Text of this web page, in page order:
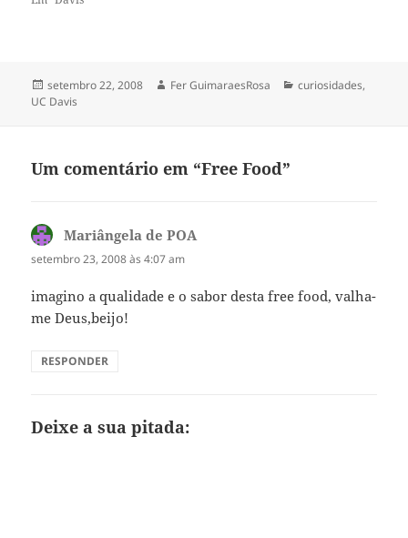
Publicado
em
setembro 22, 2008 Autor
Fer GuimaraesRosa Categorias
curiosidades,
UC Davis
Um comentário em “Free Food”
Mariângela de POA
setembro 23, 2008 às 4:07 am
imagino a qualidade e o sabor desta free food, valha-
me Deus,beijo!
RESPONDER
Deixe a sua pitada: